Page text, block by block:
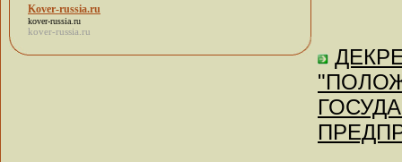
Kover-russia.ru
kover-russia.ru
kover-russia.ru